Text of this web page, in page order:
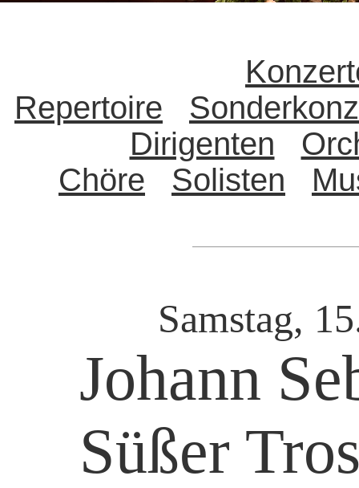
Repertoire
Dirigenten
Chöre
Solisten
Samstag,
Johann
Süßer